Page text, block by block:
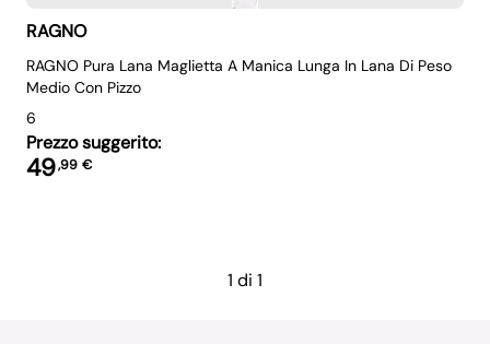
RAGNO
RAGNO Pura Lana Maglietta A Manica Lunga In Lana Di Peso
Medio Con Pizzo
6
Prezzo suggerito:
49,99 €
1 di 1